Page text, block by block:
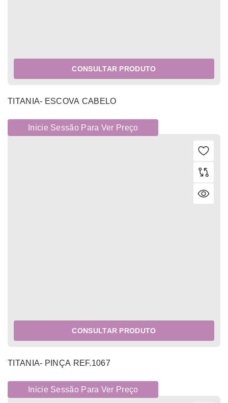
CONSULTAR PRODUTO
TITANIA- ESCOVA CABELO
Inicie Sessão Para Ver Preço
CONSULTAR PRODUTO
TITANIA- PINÇA REF.1067
Inicie Sessão Para Ver Preço